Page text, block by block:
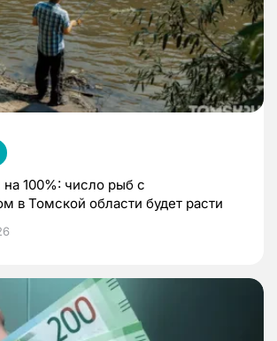
на 100%: число рыб с
в Томской области будет расти